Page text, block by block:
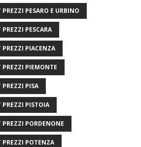
PESARO E URBINO
PESCARA
PREZZI PIACENZA
PREZZI PIEMONTE
PREZZI PISA
PREZZI PISTOIA
PORDENONE
PREZZI POTENZA